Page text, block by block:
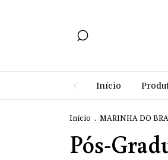
Início
Início . MARINHA DO
Pós-